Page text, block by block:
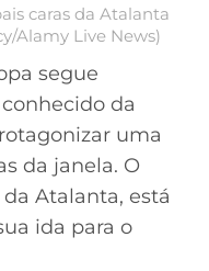
caras da Atalanta
Alamy Live News)
segue
da
uma
da janela. O
Atalanta, está
ida para o